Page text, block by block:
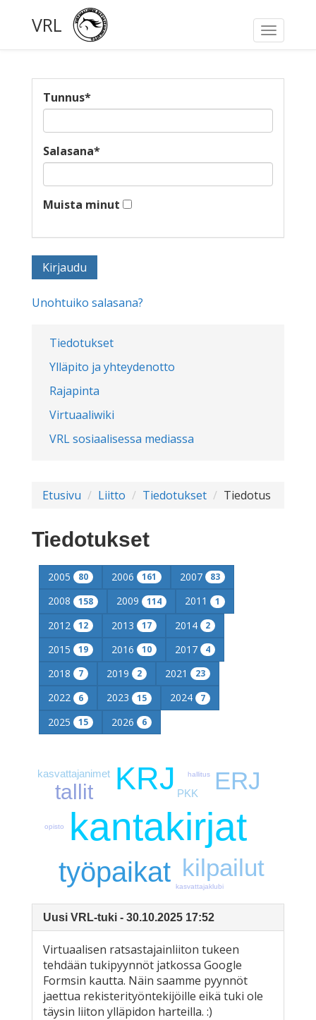
Toggle
VRL
Tiedotukset
Ylläpito ja yhteydenotto
Rajapinta
Virtuaaliwiki
VRL sosiaalisessa mediassa
Tunnus*
Salasana*
Muista minut
Unohtuiko salasana?
Etusivu Liitto Tiedotukset Tiedotus
Tiedotukset
2005 80 2006 161 2007 83
2008 158 2009 114 2011 1
2012 12 2013 17 2014 2
2015 19 2016 10 2017 4
2018 7 2019 2 2021 23
2022 6 2023 15 2024 7
2025 15 2026 6
kantakirjat
KRJ
työpaikat kilpailut
ERJ
tallit PKK
kasvattajanimet hallitus
kasvattajaklubi
opisto
Uusi VRL-tuki - 30.10.2025 17:52
Virtuaalisen ratsastajainliiton tukeen
tehdään tukipyynnöt jatkossa Google
Formsin kautta. Näin saamme pyynnöt
jaettua rekisterityöntekijöille eikä tuki ole
täysin liiton ylläpidon harteilla. :)